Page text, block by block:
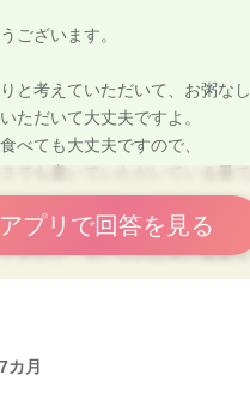
たりの目安量程度を食べられ
ます。
量になります。
す。
ございます。
と考えていただいて、お粥な
ただいて大丈夫ですよ。
べても大丈夫ですので、
スでも書いていただいている量
すので、甘いもの以外の食材を
。
野菜からの摂取ができるとよい
が、
アプリで回答を見る
カ月